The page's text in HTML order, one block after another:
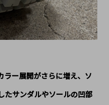
ラー展開がさらに増え、ソ
たサンダルやソールの凹部